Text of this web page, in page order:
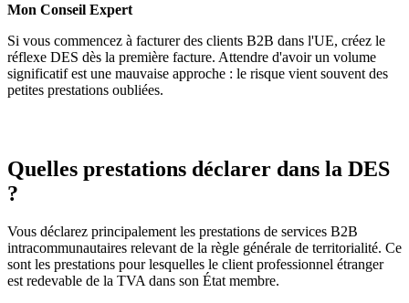
Mon Conseil Expert
Si vous commencez à facturer des clients B2B dans l'UE, créez le
réflexe DES dès la première facture. Attendre d'avoir un volume
significatif est une mauvaise approche : le risque vient souvent des
petites prestations oubliées.
Quelles prestations déclarer dans la DES
?
Vous déclarez principalement les prestations de services B2B
intracommunautaires relevant de la règle générale de territorialité. Ce
sont les prestations pour lesquelles le client professionnel étranger
est redevable de la TVA dans son État membre.